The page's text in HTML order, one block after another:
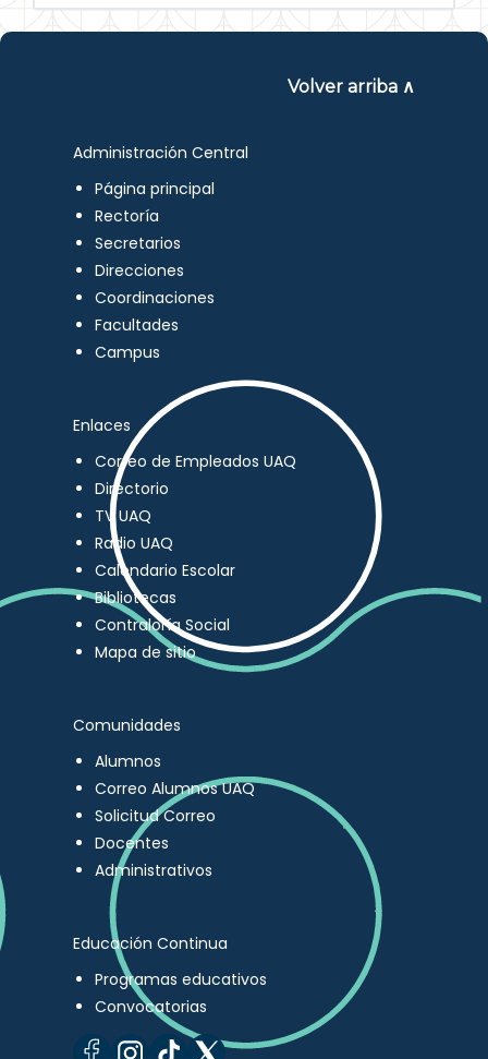
Volver arriba ∧
Administración Central
Página principal
Rectoría
Secretarios
Direcciones
Coordinaciones
Facultades
Campus
Enlaces
Correo de Empleados UAQ
Directorio
TV UAQ
Radio UAQ
Calendario Escolar
Bibliotecas
Contraloría Social
Mapa de sitio
Comunidades
Alumnos
Correo Alumnos UAQ
Solicitud Correo
Docentes
Administrativos
Educación Continua
Programas educativos
Convocatorias